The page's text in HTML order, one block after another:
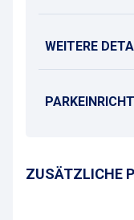
WEITERE
ZUSÄTZLICHE